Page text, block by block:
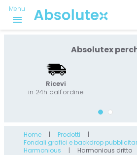
Menu
menu
Absolutex
Ricevi
in 24h dall'ordine
Home
Prodotti
Fondali grafici e backdrop
Harmonious
Harmonious dritto